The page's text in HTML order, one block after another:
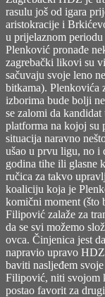
rasulu još od igara
aristokracije i
u prijelaznom
Plenković pronađe
zagrebački likovi su
sačuvaju svoje leno
bitkama). Plenkovića
izborima bude bolji
se zalomi da
platforma na kojoj su
situacija naravno
ušao u prvu ligu, no i
godina tihe ili glasne
ručica za takvo
koaliciju koja je
komični moment (što
Filipović zalaže za
da se svi možemo
ovca. Činjenica jest
napravio upravo
baviti nasljeđem
Filipović, niti svojom
postao favorit za